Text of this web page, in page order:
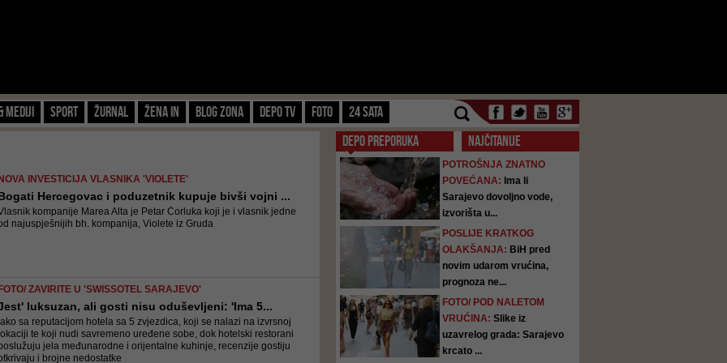
Mediji Sport Žurnal Žena IN Blog zona Depo TV FOTO 24 SATA
INVESTICIJA VLASNIKA 'VIOLETE'
Hercegovac i poduzetnik kupuje bivši vojni ...
kompanije Marea Alta je Petar Ćorluka koji je i vlasnik jedne
najuspješnijih bh. kompanija, Violete iz Gruda
ZAVIRITE U 'SWISSOTEL SARAJEVO'
luksuzan, ali gosti nisu oduševljeni: 'Ima 5...
sa reputacijom hotela sa 5 zvjezdica, koji se nalazi na izvrsnoj
te koji nudi savremeno uređene sobe, dok hotelski restorani
jela međunarodne i orijentalne kuhinje, recenzije gostiju
i brojne nedostatke
DEPO PREPORUKA NAJČITANIJE
POTROŠNJA ZNATNO
POVEĆANA: Ima li
Sarajevo dovoljno vode,
izvorišta u...
POSLIJE KRATKOG
OLAKŠANJA: BiH pred
novim udarom vrućina,
prognoza ne...
FOTO/ POD NALETOM
VRUĆINA: Slike iz
uzavrelog grada: Sarajevo
krcato ...